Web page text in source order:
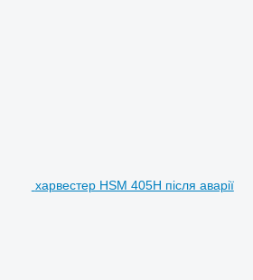
харвестер HSM 405H після аварії